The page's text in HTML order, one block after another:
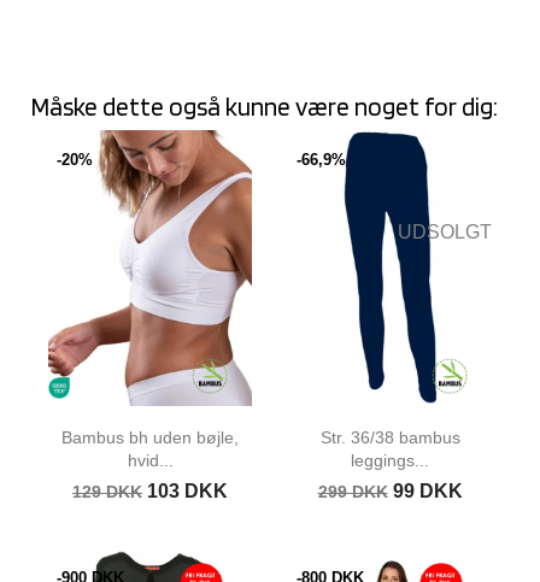
Måske dette også kunne være noget for dig:
Bambus bh uden bøjle,
hvid...
129 DKK 103 DKK
-20%
UDSOLGT
Str. 36/38 bambus
leggings...
299 DKK 99 DKK
-66,9%
-900 DKK -800 DKK